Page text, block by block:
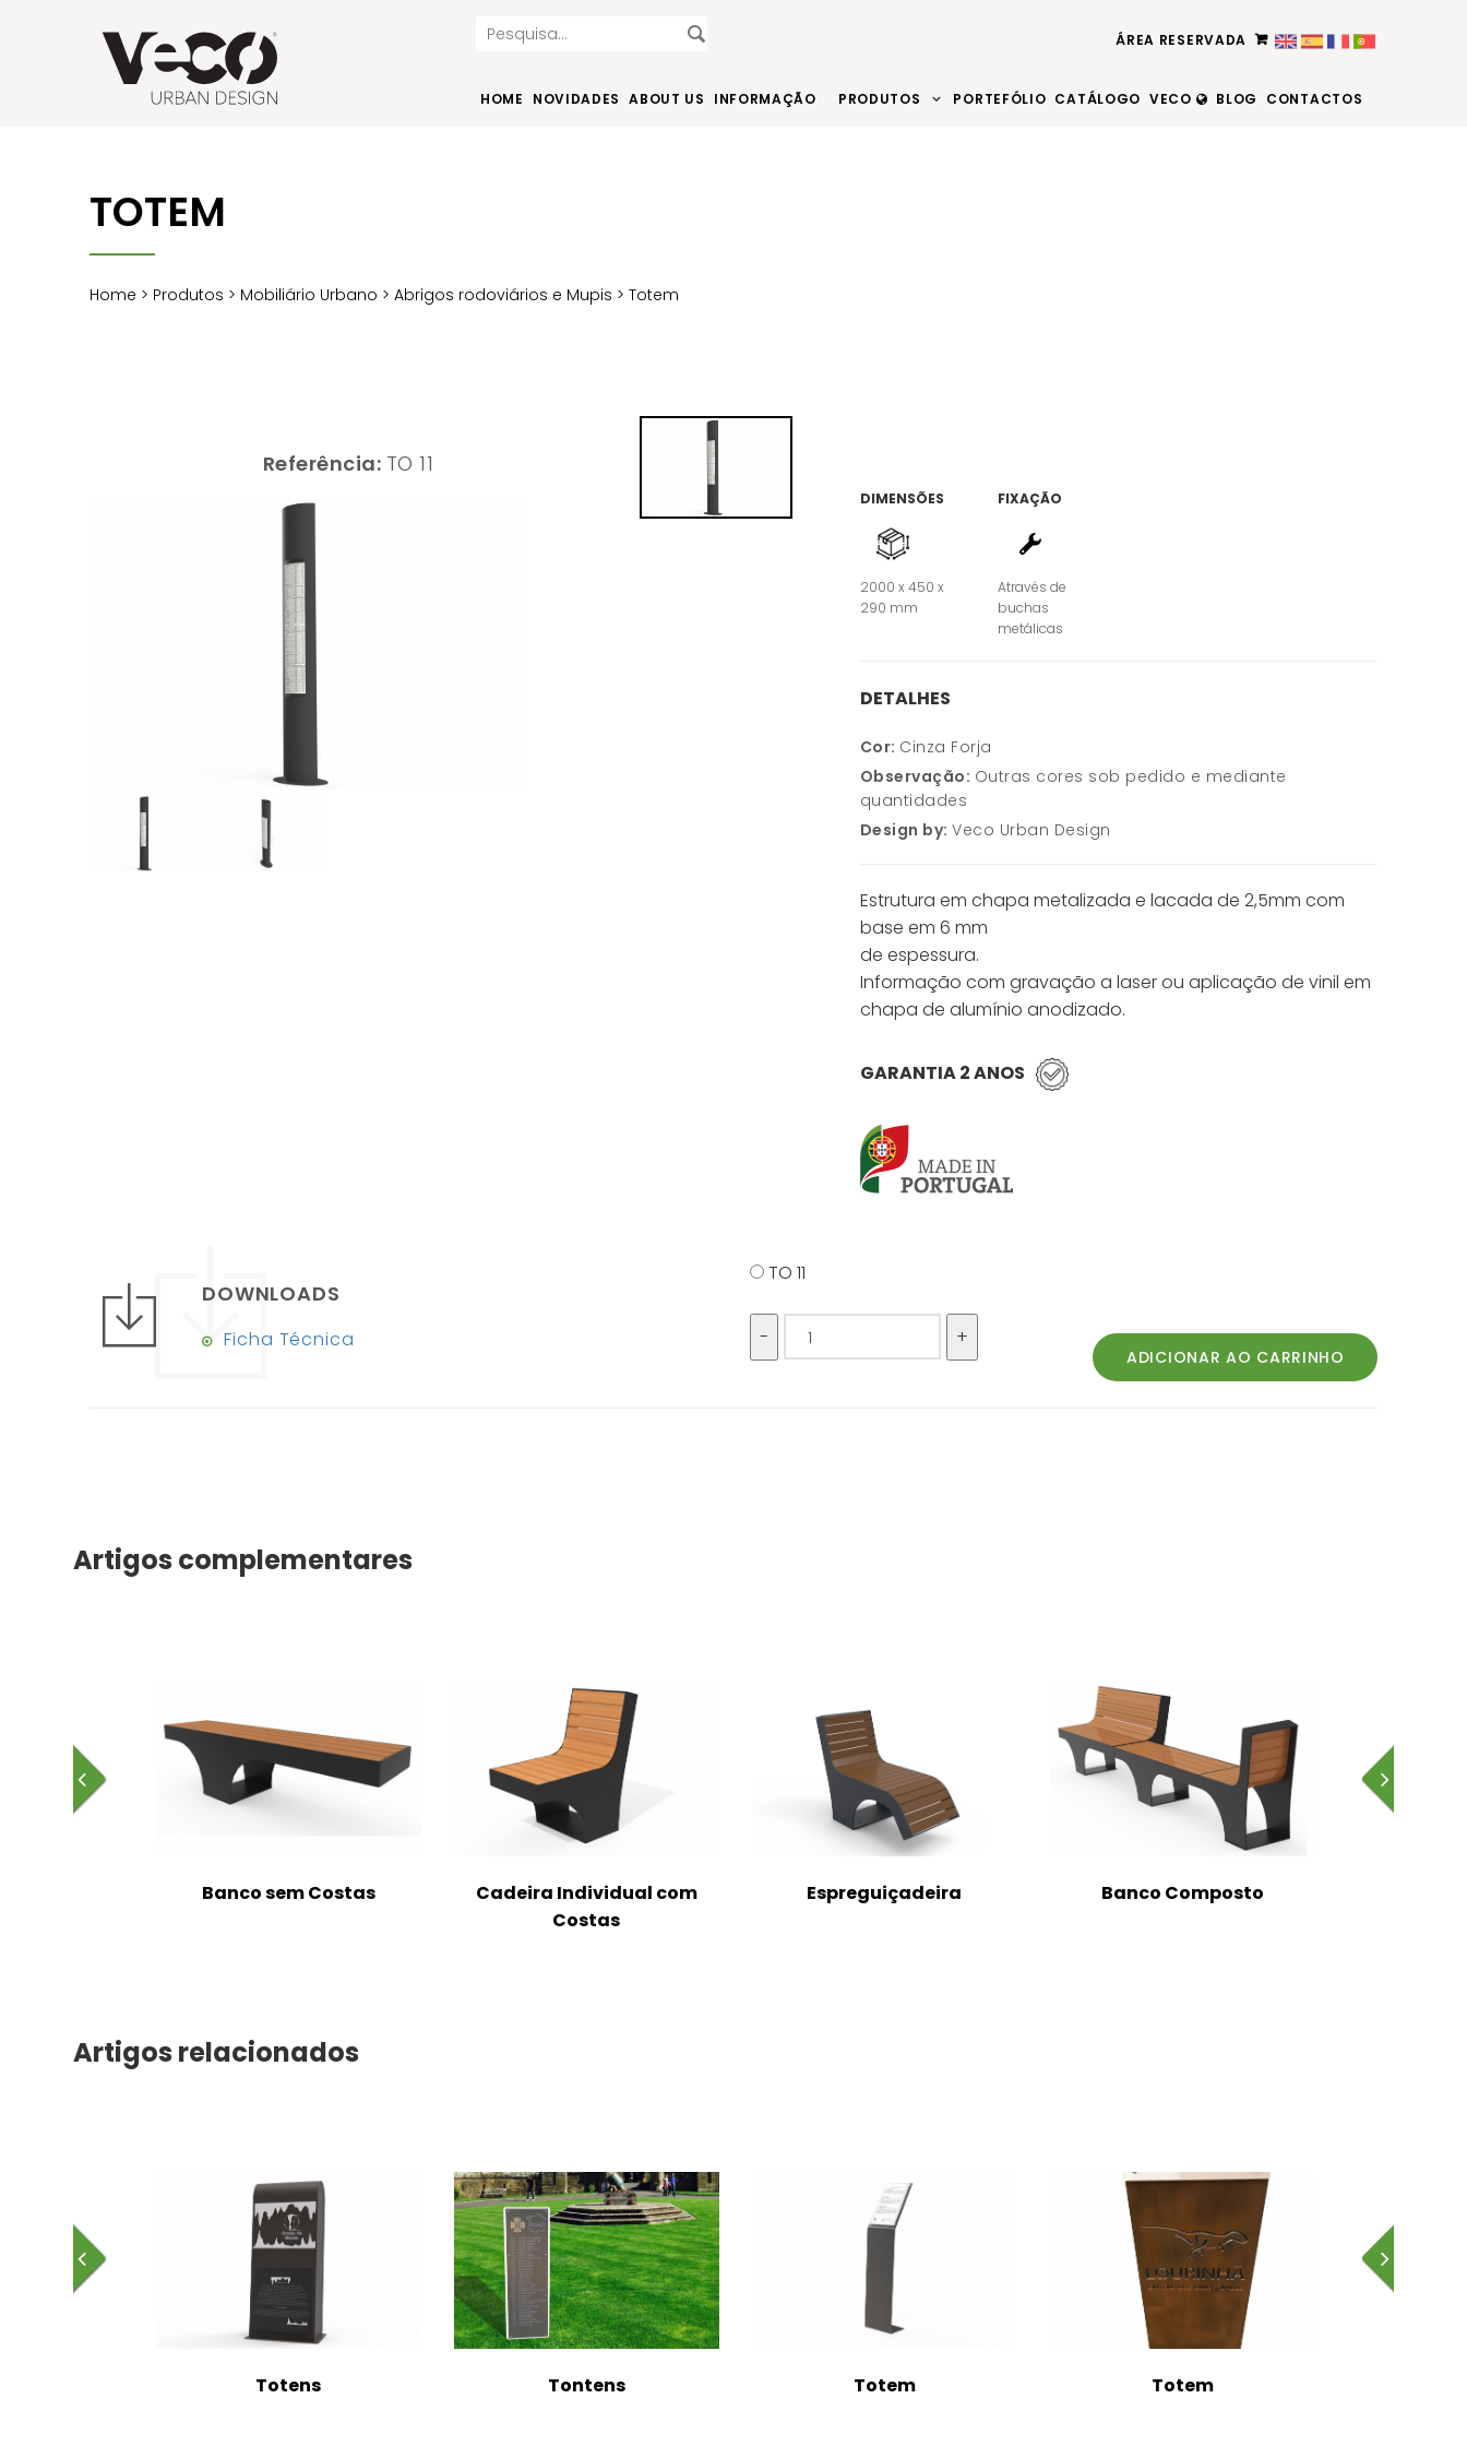
ÁREA RESERVADA
HOME NOVIDADES ABOUT US INFORMAÇÃO PRODUTOS PORTEFÓLIO CATÁLOGO VECO BLOG CONTACTOS
TOTEM
Home > Produtos > Mobiliário Urbano >Abrigos rodoviários e Mupis > Totem
Referência: TO 11
DIMENSÕES
2000 x 450 x
290 mm
FIXAÇÃO
Através de
buchas
metálicas
DETALHES
Cor: Cinza Forja
Observação: Outras cores sob pedido e mediante
quantidades
Design by:Veco Urban Design
Estrutura em chapa metalizada e lacada de 2,5mm com
base em 6 mm
de espessura.
Informação com gravação a laser ou aplicação de vinil em
chapa de alumínio anodizado.
GARANTIA 2 ANOS
DOWNLOADS
Ficha Técnica
TO 11
Artigos complementares
Banco sem Costas
Cadeira Individual com
Costas
Espreguiçadeira Banco Composto
Artigos relacionados
Totens Tontens Totem Totem